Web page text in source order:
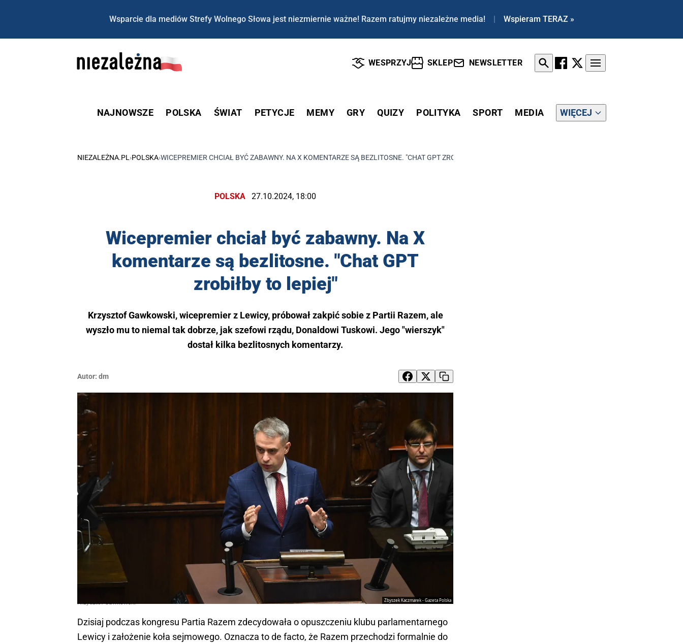
Wsparcie dla mediów Strefy Wolnego Słowa jest niezmiernie ważne! Razem ratujmy niezależne media! | Wspieram TERAZ »
WESPRZYJ SKLEP NEWSLETTER
NAJNOWSZE POLSKA ŚWIAT PETYCJE MEMY GRY QUIZY POLITYKA SPORT MEDIA WIĘCEJ
NIEZALEŻNA.PL ›POLSKA›WICEPREMIER CHCIAŁ BYĆ ZABAWNY. NA X KOMENTARZE SĄ BEZLITOSNE. "CHAT GPT ZROBIŁBY TO LEPIEJ"
POLSKA 27.10.2024, 18:00
Wicepremier chciał być zabawny. Na X
komentarze są bezlitosne. "Chat GPT
zrobiłby to lepiej"
Krzysztof Gawkowski, wicepremier z Lewicy, próbował zakpić sobie z Partii Razem, ale
wyszło mu to niemal tak dobrze, jak szefowi rządu, Donaldowi Tuskowi. Jego "wierszyk"
dostał kilka bezlitosnych komentarzy.
Autor: dm
Zbyszek Kaczmarek - Gazeta Polska
Krzysztof Gawkowski
Dzisiaj podczas kongresu Partia Razem zdecydowała o opuszczeniu klubu parlamentarnego
Lewicy i założenie koła sejmowego. Oznacza to de facto, że Razem przechodzi formalnie do